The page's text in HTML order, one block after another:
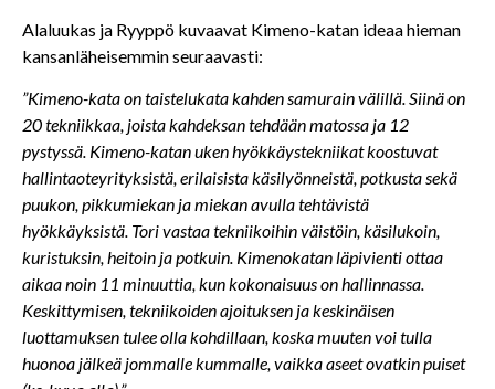
Alaluukas ja Ryyppö kuvaavat Kimeno-katan ideaa hieman
kansanläheisemmin seuraavasti:
”Kimeno-kata on taistelukata kahden samurain välillä. Siinä on
20 tekniikkaa, joista kahdeksan tehdään matossa ja 12
pystyssä. Kimeno-katan uken hyökkäystekniikat koostuvat
hallintaoteyrityksistä, erilaisista käsilyönneistä, potkusta sekä
puukon, pikkumiekan ja miekan avulla tehtävistä
hyökkäyksistä. Tori vastaa tekniikoihin väistöin, käsilukoin,
kuristuksin, heitoin ja potkuin. Kimenokatan läpivienti ottaa
aikaa noin 11 minuuttia, kun kokonaisuus on hallinnassa.
Keskittymisen, tekniikoiden ajoituksen ja keskinäisen
luottamuksen tulee olla kohdillaan, koska muuten voi tulla
huonoa jälkeä jommalle kummalle, vaikka aseet ovatkin puiset